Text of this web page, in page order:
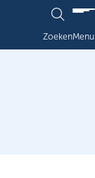
ZoekenMenu